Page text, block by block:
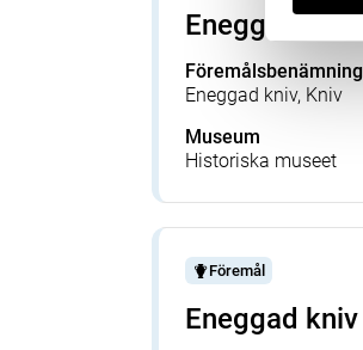
Eneggad kniv
Föremålsbenämning
Eneggad kniv, Kniv
Museum
Historiska museet
Föremål
Eneggad kniv